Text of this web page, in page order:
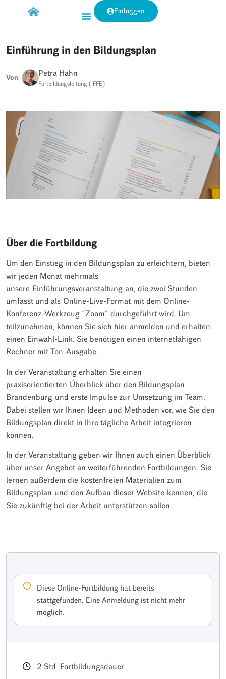
Einloggen
Einführung in den Bildungsplan
Von Petra Hahn
Fortbildungsleitung (IFFE)
Über die Fortbildung
Um den Einstieg in den Bildungsplan zu erleichtern, bieten
wir jeden Monat mehrmals
unsere Einführungsveranstaltung an, die zwei Stunden
umfasst und als Online-Live-Format mit dem Online-
Konferenz-Werkzeug “Zoom” durchgeführt wird. Um
teilzunehmen, können Sie sich hier anmelden und erhalten
einen Einwahl-Link. Sie benötigen einen internetfähigen
Rechner mit Ton-Ausgabe.
In der Veranstaltung erhalten Sie einen
praxisorientierten Überblick über den Bildungsplan
Brandenburg und erste Impulse zur Umsetzung im Team.
Dabei stellen wir Ihnen Ideen und Methoden vor, wie Sie den
Bildungsplan direkt in Ihre tägliche Arbeit integrieren
können.
In der Veranstaltung geben wir Ihnen auch einen Überblick
über unser Angebot an weiterführenden Fortbildungen. Sie
lernen außerdem die kostenfreien Materialien zum
Bildungsplan und den Aufbau dieser Website kennen, die
Sie zukünftig bei der Arbeit unterstützen sollen.
Diese Online-Fortbildung hat bereits
stattgefunden. Eine Anmeldung ist nicht mehr
möglich.
2 Std Fortbildungsdauer